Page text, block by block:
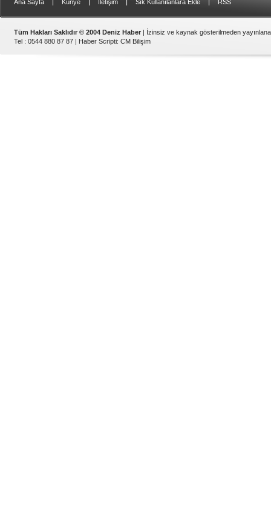
Ana Sayfa Künye İletişim Sık Kullanılanlara Ekle RSS
Tüm Hakları Saklıdır © 2004 Deniz Haber | İzinsiz ve kaynak gösterilmeden
Tel : 0544 880 87 87 | Haber Scripti: CM Bilişim